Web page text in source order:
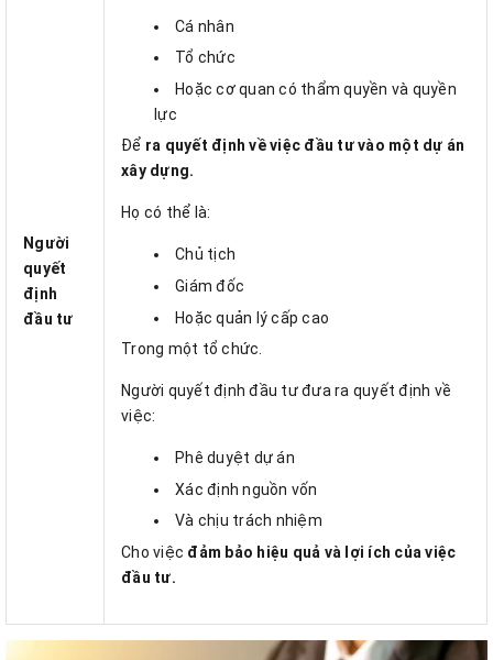
Người
quyết
định
đầu tư
Cá nhân
Tổ chức
Hoặc cơ quan có thẩm quyền và quyền
lực
Để ra quyết định về việc đầu tư vào một dự án
xây dựng.
Họ có thể là:
Chủ tịch
Giám đốc
Hoặc quản lý cấp cao
Trong một tổ chức.
Người quyết định đầu tư đưa ra quyết định về
việc:
Phê duyệt dự án
Xác định nguồn vốn
Và chịu trách nhiệm
Cho việc đảm bảo hiệu quả và lợi ích của việc
đầu tư.